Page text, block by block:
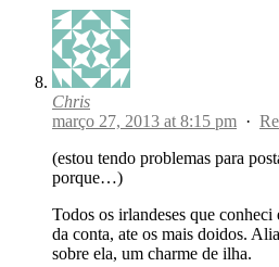
Chris
março 27, 2013 at 8:15 pm ·
(estou tendo problemas para
porque…)
Todos os irlandeses que
da conta, ate os mais doidos.
sobre ela, um charme de ilha.